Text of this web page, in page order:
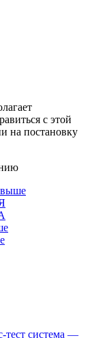
с этой
на постановку
выше